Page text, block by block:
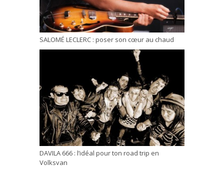
SALOMÉ LECLERC : poser son cœur au chaud
DAVILA 666 : l’idéal pour ton road trip en
Volksvan